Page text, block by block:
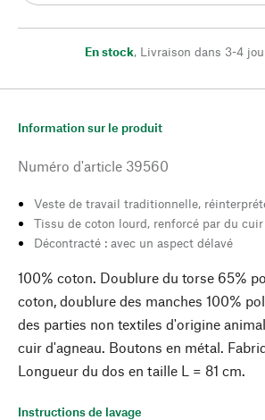
En stock, Livraison dans 3-4
Information sur le produit
Numéro d'article 39560
Veste de travail traditionnelle,
Tissu de coton lourd, renforcé par du cuir
Décontracté : avec un aspect délavé
100% coton. Doublure du torse 65%
coton, doublure des manches 100%
des parties non textiles d'origine
cuir d'agneau. Boutons en métal.
Longueur du dos en taille L = 81 cm.
Instructions de lavage